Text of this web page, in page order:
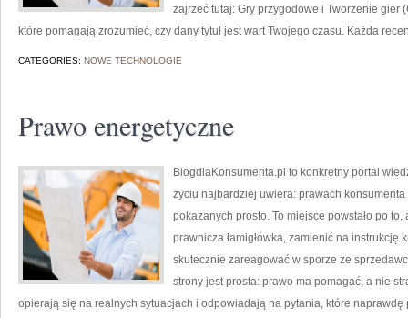
zajrzeć tutaj: Gry przygodowe i Tworzenie gier
które pomagają zrozumieć, czy dany tytuł jest wart Twojego czasu. Każda
CATEGORIES: NOWE TECHNOLOGIE
Prawo energetyczne
BlogdlaKonsumenta.pl to konkretny portal
życiu najbardziej uwiera: prawach
pokazanych prosto. To miejsce powstało po
prawnicza łamigłówka, zamienić na instrukcję
skutecznie zareagować w sporze ze
strony jest prosta: prawo ma pomagać, a nie
opierają się na realnych sytuacjach i odpowiadają na pytania, które